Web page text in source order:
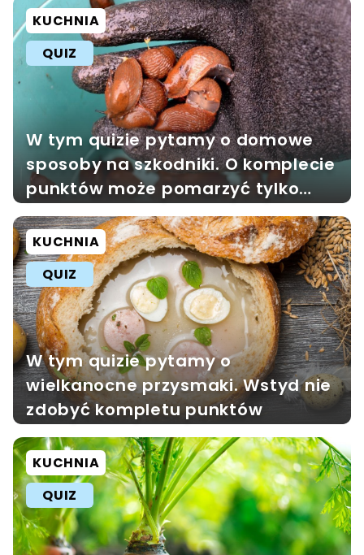
KUCHNIA
QUIZ
W tym quizie pytamy o domowe
sposoby na szkodniki. O komplecie
punktów może pomarzyć tylko
garstka
KUCHNIA
QUIZ
W tym quizie pytamy o
wielkanocne przysmaki. Wstyd nie
zdobyć kompletu punktów
KUCHNIA
QUIZ